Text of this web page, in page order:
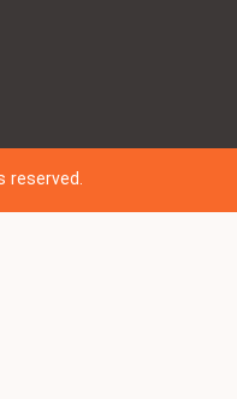
reserved.